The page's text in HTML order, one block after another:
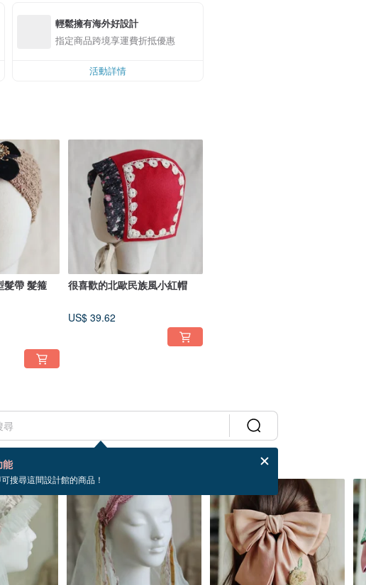
輕鬆擁有海外好設計
指定商品跨境享運費折抵優惠
活動詳情
髮帶 髮箍 很喜歡的北歐民族風小紅帽
US$ 39.62
能
搜尋這間設計館的商品！